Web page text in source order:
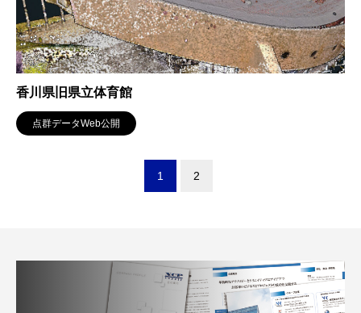
香川県旧県立体育館
点群データWeb公開
1 2